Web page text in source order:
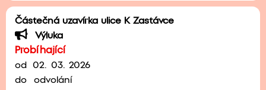
Částečná uzavírka ulice K Zastávce
Výluka
Probíhající
od
02. 03. 2026
do
odvolání